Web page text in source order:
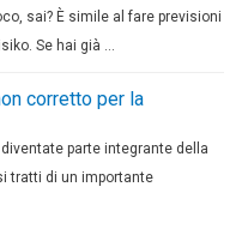
sai? È simile al fare previsioni
Se hai già …
corretto per la
parte integrante della
tratti di un importante